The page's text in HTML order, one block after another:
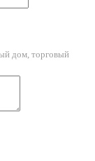
дом, торговый